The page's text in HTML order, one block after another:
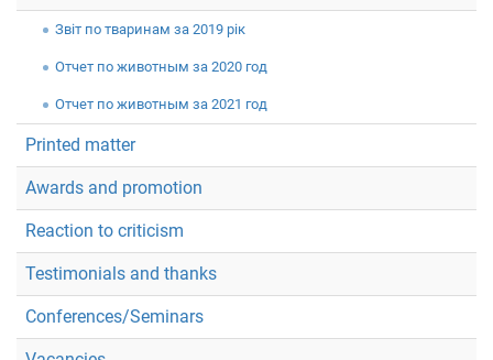
Звiт по тваринам за 2019 рік
Отчет по животным за 2020 год
Отчет по животным за 2021 год
Printed matter
Awards and promotion
Reaction to criticism
Testimonials and thanks
Conferences/Seminars